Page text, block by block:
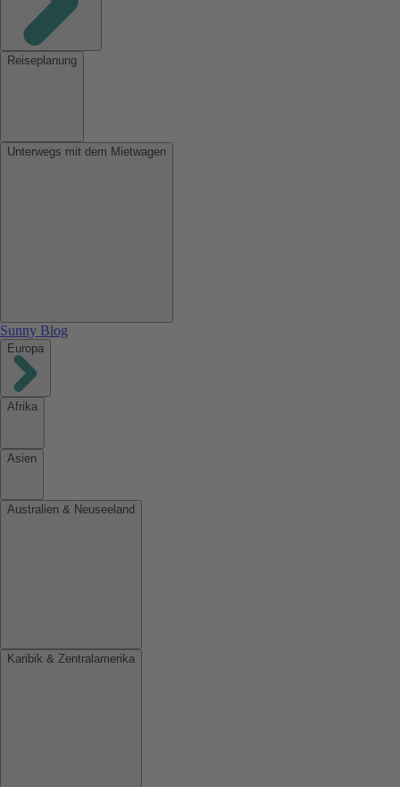
Reiseplanung
Unterwegs mit dem Mietwagen
Sunny Blog
Europa
Afrika
Asien
Australien & Neuseeland
Karibik & Zentralamerika